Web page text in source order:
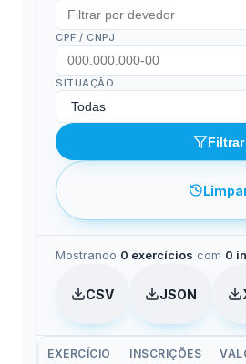
CPF / CNPJ
SITUAÇÃO
Filtrar
Mostrando 0 exercícios com 0
CSV JSON
EXERCÍCIO INSCRIÇÕES